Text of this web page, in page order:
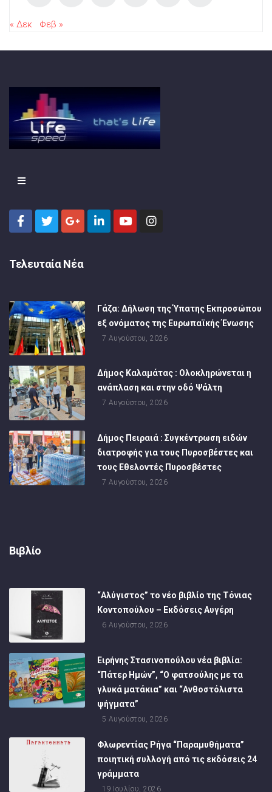
« Δεκ Φεβ »
Τελευταία Νέα
Γάζα: Δήλωση της Ύπατης Εκπροσώπου
εξ ονόματος της Ευρωπαϊκής Ένωσης
7 Αυγούστου, 2026
Δήμος Καλαμάτας : Ολοκληρώνεται η
ανάπλαση και στην οδό Ψάλτη
7 Αυγούστου, 2026
Δήμος Πειραιά : Συγκέντρωση ειδών
διατροφής για τους Πυροσβέστες και
τους Εθελοντές Πυροσβέστες
7 Αυγούστου, 2026
Βιβλίο
“Αλύγιστος” το νέο βιβλίο της Τόνιας
Κοντοπούλου – Εκδόσεις Αυγέρη
6 Αυγούστου, 2026
Ειρήνης Στασινοπούλου νέα βιβλία:
“Πάτερ Ημών”, “Ο φατσούλης με τα
γλυκά ματάκια” και “Ανθοστόλιστα
ψήγματα”
5 Αυγούστου, 2026
Φλωρεντίας Ρήγα “Παραμυθήματα”
ποιητική συλλογή από τις εκδόσεις 24
γράμματα
19 Ιουλίου, 2026